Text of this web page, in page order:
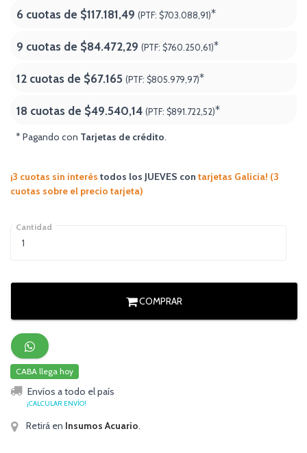
6 cuotas de $117.181,49 (PTF: $703.088,91)*
9 cuotas de $84.472,29 (PTF: $760.250,61)*
12 cuotas de $67.165 (PTF: $805.979,97)*
18 cuotas de $49.540,14 (PTF: $891.722,52)*
* Pagando con Tarjetas de crédito.
¡3 cuotas sin interés todos los JUEVES con tarjetas Galicia! (3
cuotas sobre el precio tarjeta)
Cantidad
COMPRAR
CABA llega hoy
Envíos a todo el país
¡CALCULAR ENVÍO!
Retirá en Insumos Acuario.